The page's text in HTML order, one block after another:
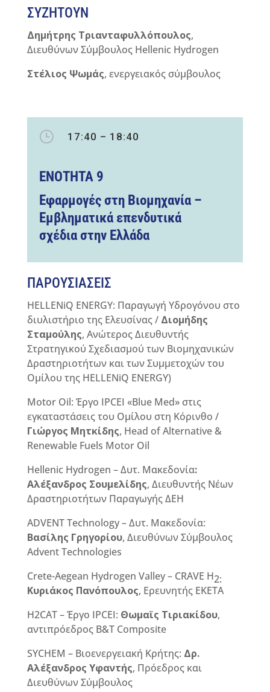
ΣΥΖΗΤΟΥΝ
Δημήτρης Τριανταφυλλόπουλος,
Διευθύνων Σύμβουλος Hellenic Hydrogen
Στέλιος Ψωμάς, ενεργειακός σύμβουλος
} 17:40 – 18:40
ΕΝΟΤΗΤΑ 9
Εφαρμογές στη Βιομηχανία –
Εμβληματικά επενδυτικά
σχέδια στην Ελλάδα
ΠΑΡΟΥΣΙΑΣΕΙΣ
HELLENiQ ENERGY: Παραγωγή Υδρογόνου στο
διυλιστήριο της Ελευσίνας / Διομήδης
Σταμούλης, Ανώτερος Διευθυντής
Στρατηγικού Σχεδιασμού των Βιομηχανικών
Δραστηριοτήτων και των Συμμετοχών του
Ομίλου της HELLENiQ ENERGY)
Motor Oil: Έργο IPCEI «Blue Med» στις
εγκαταστάσεις του Ομίλου στη Κόρινθο /
Γιώργος Μητκίδης, Head ofAlternative&
Renewable Fuels Motor Oil
Hellenic Hydrogen – Δυτ. Μακεδονία:
Αλέξανδρος Σουμελίδης, Διευθυντής Νέων
Δραστηριοτήτων Παραγωγής ΔΕΗ
ADVENT Technology – Δυτ. Μακεδονία:
Βασίλης Γρηγορίου, Διευθύνων Σύμβουλος
Advent Technologies
Crete-Aegean Hydrogen Valley – CRAVE H2:
Κυριάκος Πανόπουλος, Ερευνητής ΕΚΕΤΑ
H2CAT – Έργο IPCEI: Θωμαϊς Τιριακίδου,
αντιπρόεδρος B&T Composite
SYCHEM – Bιοενεργειακή Κρήτης: Δρ.
Αλέξανδρος Υφαντής, Πρόεδρος και
Διευθύνων Σύμβουλος